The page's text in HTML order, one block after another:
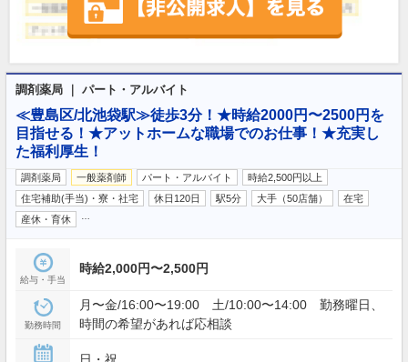
調剤薬局 ｜ パート・アルバイト
≪豊島区/北池袋駅≫徒歩3分！★時給2000円〜2500円を
目指せる！★アットホームな職場でのお仕事！★充実し
た福利厚生！
調剤薬局 一般薬剤師 パート・アルバイト
時給2,500円以上
住宅補助(手当)・寮・社宅
休日120日 駅5分 大手（50店舗）
在宅
産休・育休
給与・手当
時給2,000円〜2,500円
勤務時間
月〜金/16:00〜19:00 土/10:00〜14:00 勤務曜日、
時間の希望があれば応相談
日・祝